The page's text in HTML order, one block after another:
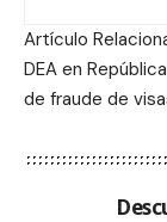
Artículo
DEA en
de fraude de